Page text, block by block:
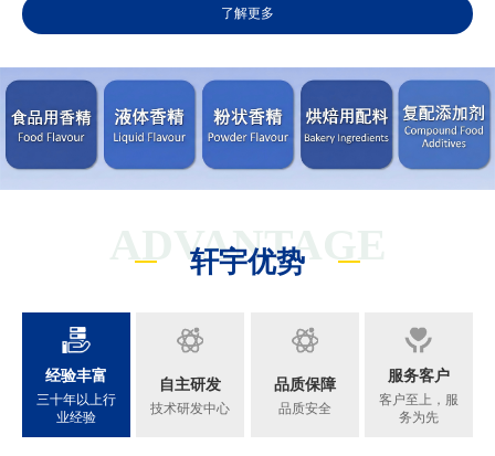
了解更多
ADVANTAGE
轩宇优势
经验丰富
三十年以上行
业经验
自主研发
技术研发中心
品质保障
品质安全
服务客户
客户至上，服
务为先